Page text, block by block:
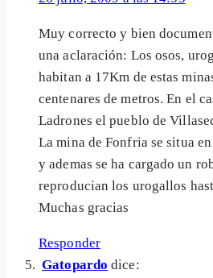
Muy correcto y bien
una aclaración: Los osos,
habitan a 17Km de estas
centenares de metros. En el
Ladrones el pueblo de
La mina de Fonfria se situa
y ademas se ha cargado un
reproducian los urogallos
Muchas gracias
Responder
Gatopardo dice: